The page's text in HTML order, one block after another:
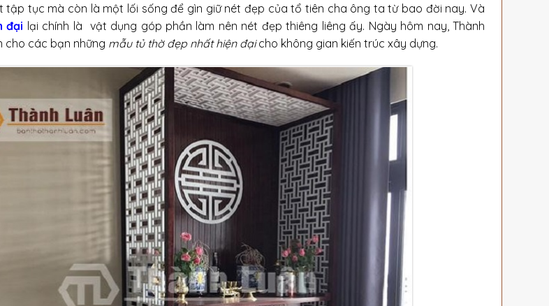
tập tục mà còn là một lối sống để gìn giữ nét đẹp của tổ tiên cha ông ta từ bao đời nay. Và
đại lại chính là vật dụng góp phần làm nên nét đẹp thiêng liêng ấy. Ngày hôm nay, Thành
cho các bạn những mẫu tủ thờ đẹp nhất hiện đạicho không gian kiến trúc xây dựng.